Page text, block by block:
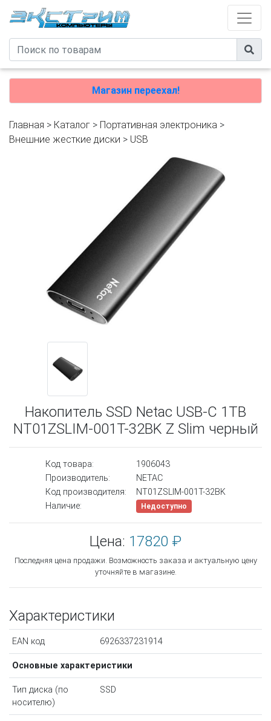
Магазин переехал!
Главная > Каталог > Портативная электроника >
Внешние жесткие диски > USB
Накопитель SSD Netac USB-C 1TB
NT01ZSLIM-001T-32BK Z Slim черный
Код товара:
1906043
Производитель:
NETAC
Код производителя:
NT01ZSLIM-001T-32BK
Наличие:
Недоступно
Цена: 17820 ₽
Последняя цена продажи. Возможность заказа и актуальную цену
уточняйте в магазине.
Характеристики
EAN код 6926337231914
Основные характеристики
Тип диска (по
носителю)
SSD